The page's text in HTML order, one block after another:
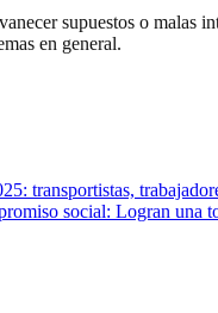
supuestos o
en general.
transportistas,
social: Logran una